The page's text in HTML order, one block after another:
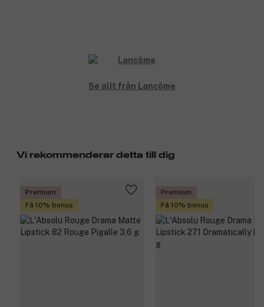
Se allt från Lancôme
Vi rekommenderar detta till dig
Premium
Få 10% bonus
Premium
Få 10% bonus